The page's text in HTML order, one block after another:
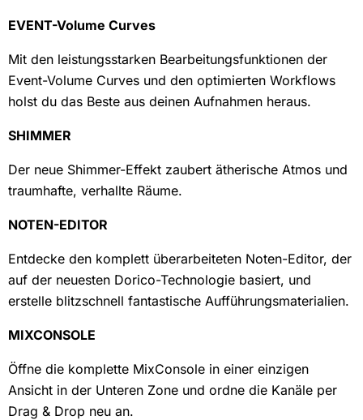
EVENT-Volume Curves
Mit den leistungsstarken Bearbeitungsfunktionen der
Event-Volume Curves und den optimierten Workflows
holst du das Beste aus deinen Aufnahmen heraus.
SHIMMER
Der neue Shimmer-Effekt zaubert ätherische Atmos und
traumhafte, verhallte Räume.
NOTEN-EDITOR
Entdecke den komplett überarbeiteten Noten-Editor, der
auf der neuesten Dorico-Technologie basiert, und
erstelle blitzschnell fantastische Aufführungsmaterialien.
MIXCONSOLE
Öffne die komplette MixConsole in einer einzigen
Ansicht in der Unteren Zone und ordne die Kanäle per
Drag & Drop neu an.